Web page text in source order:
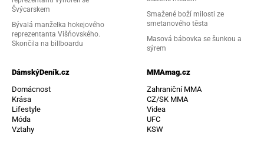
Švýcarskem
Bývalá manželka hokejového
reprezentanta Višňovského.
Skončila na billboardu
Smažené boží milosti ze
smetanového těsta
Masová bábovka se šunkou a
sýrem
DámskýDeník.cz
Domácnost
Krása
Lifestyle
Móda
Vztahy
MMAmag.cz
Zahraniční MMA
CZ/SK MMA
Videa
UFC
KSW